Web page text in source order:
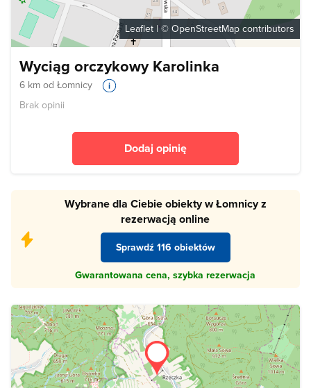
Leaflet | © OpenStreetMap contributors
Wyciąg orczykowy Karolinka
6 km od Łomnicy
Brak opinii
Dodaj opinię
Wybrane dla Ciebie obiekty w Łomnicy z
rezerwacją online
Sprawdź 116 obiektów
Gwarantowana cena, szybka rezerwacja